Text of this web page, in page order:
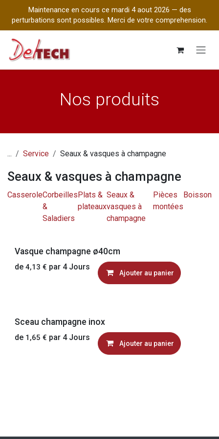
Maintenance en cours ce mardi 4 aout 2026 — des
perturbations sont possibles. Merci de votre comprehension.
Nos produits
... Service Seaux & vasques à champagne
Seaux & vasques à champagne
CasseroleCorbeilles
&
Saladiers
Plats &
plateaux
Seaux &
vasques à
champagne
Pièces
montées
Boisson
Vasque champagne ø40cm
de 4,13 € par 4 Jours
Ajouter au panier
Sceau champagne inox
de 1,65 € par 4 Jours
Ajouter au panier